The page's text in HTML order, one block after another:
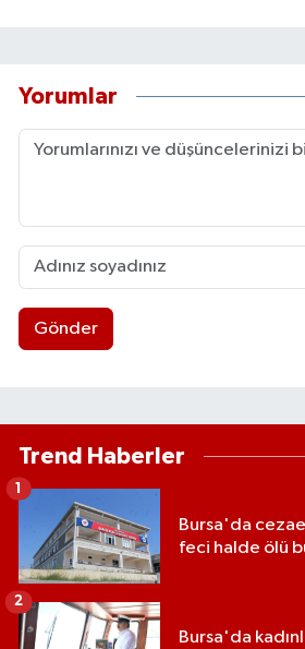
Yorumlar
Gönder
Trend Haberler
Bursa'da
feci halde ölü
1
Bursa'da
2